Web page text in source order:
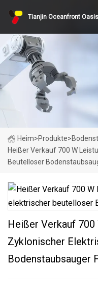
Tianjin Oceanfront
Heim>Produkte>
Heißer Verkauf 700 W
Beutelloser
Heißer Verkauf
Zyklonischer
Bodenstaubsauger